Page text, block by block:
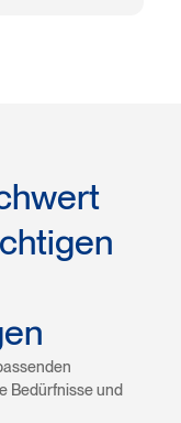
Bedürfnisse und